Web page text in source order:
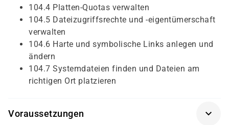
104.4 Platten-Quotas verwalten
104.5 Dateizugriffsrechte und -eigentümerschaft
verwalten
104.6 Harte und symbolische Links anlegen und
ändern
104.7 Systemdateien finden und Dateien am
richtigen Ort platzieren
Voraussetzungen